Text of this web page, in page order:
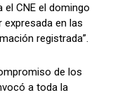
CNE el domingo
expresada en las
registrada”.
de los
a toda la